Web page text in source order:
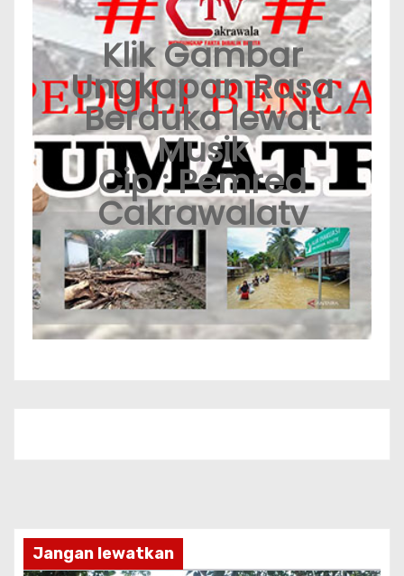
Klik Gambar
Ungkapan Rasa
Berduka lewat
Musik
Cip : Pemred
Cakrawalatv
Jangan lewatkan